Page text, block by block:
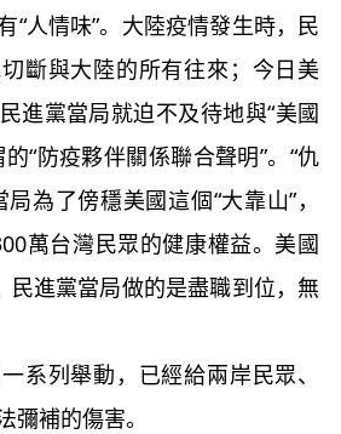
“人情味”。大陸疫情發生時，民
斷與大陸的所有往來；今日美
進黨當局就迫不及待地與“美國
“防疫夥伴關係聯合聲明”。“仇
為了傍穩美國這個“大靠山”，
萬台灣民眾的健康權益。美國
民進黨當局做的是盡職到位，無
列舉動，已經給兩岸民眾、
彌補的傷害。